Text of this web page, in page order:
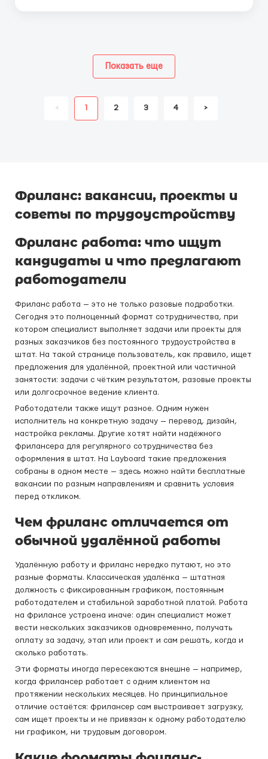
< 1 2 3 4 >
Показать еще
Фриланс: вакансии, проекты и
советы по трудоустройству
Фриланс работа: что ищут
кандидаты и что предлагают
работодатели
Фриланс работа — это не только разовые подработки.
Сегодня это полноценный формат сотрудничества, при
котором специалист выполняет задачи или проекты для
разных заказчиков без постоянного трудоустройства в
штат. На такой странице пользователь, как правило, ищет
предложения для удалённой, проектной или частичной
занятости: задачи с чётким результатом, разовые проекты
или долгосрочное ведение клиента.
Работодатели также ищут разное. Одним нужен
исполнитель на конкретную задачу — перевод, дизайн,
настройка рекламы. Другие хотят найти надёжного
фрилансера для регулярного сотрудничества без
оформления в штат. На Layboard такие предложения
собраны в одном месте — здесь можно найти бесплатные
вакансии по разным направлениям и сравнить условия
перед откликом.
Чем фриланс отличается от
обычной удалённой работы
Удалённую работу и фриланс нередко путают, но это
разные форматы. Классическая удалёнка — штатная
должность с фиксированным графиком, постоянным
работодателем и стабильной заработной платой. Работа
на фрилансе устроена иначе: один специалист может
вести нескольких заказчиков одновременно, получать
оплату за задачу, этап или проект и сам решать, когда и
сколько работать.
Эти форматы иногда пересекаются внешне — например,
когда фрилансер работает с одним клиентом на
протяжении нескольких месяцев. Но принципиальное
отличие остаётся: фрилансер сам выстраивает загрузку,
сам ищет проекты и не привязан к одному работодателю
ни графиком, ни трудовым договором.